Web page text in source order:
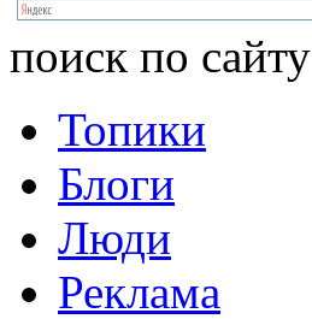
поиск по сайту
Топики
Блоги
Люди
Реклама